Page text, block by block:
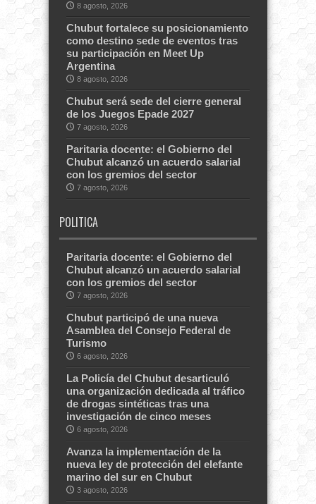
8 agosto, 2026
Chubut fortalece su posicionamiento
como destino sede de eventos tras
su participación en Meet Up
Argentina
8 agosto, 2026
Chubut será sede del cierre general
de los Juegos Epade 2027
7 agosto, 2026
Paritaria docente: el Gobierno del
Chubut alcanzó un acuerdo salarial
con los gremios del sector
7 agosto, 2026
POLITICA
Paritaria docente: el Gobierno del
Chubut alcanzó un acuerdo salarial
con los gremios del sector
7 agosto, 2026
Chubut participó de una nueva
Asamblea del Consejo Federal de
Turismo
6 agosto, 2026
La Policía del Chubut desarticuló
una organización dedicada al tráfico
de drogas sintéticas tras una
investigación de cinco meses
6 agosto, 2026
Avanza la implementación de la
nueva ley de protección del elefante
marino del sur en Chubut
3 agosto, 2026